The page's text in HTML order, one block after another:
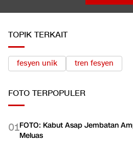
TOPIK TERKAIT
fesyen unik tren fesyen
FOTO TERPOPULER
01FOTO: Kabut Asap Jembatan
Meluas